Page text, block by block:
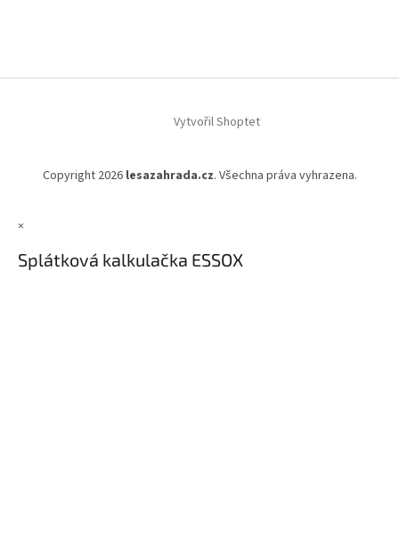
Vytvořil Shoptet
Copyright 2026 lesazahrada.cz. Všechna práva vyhrazena.
×
Splátková kalkulačka ESSOX